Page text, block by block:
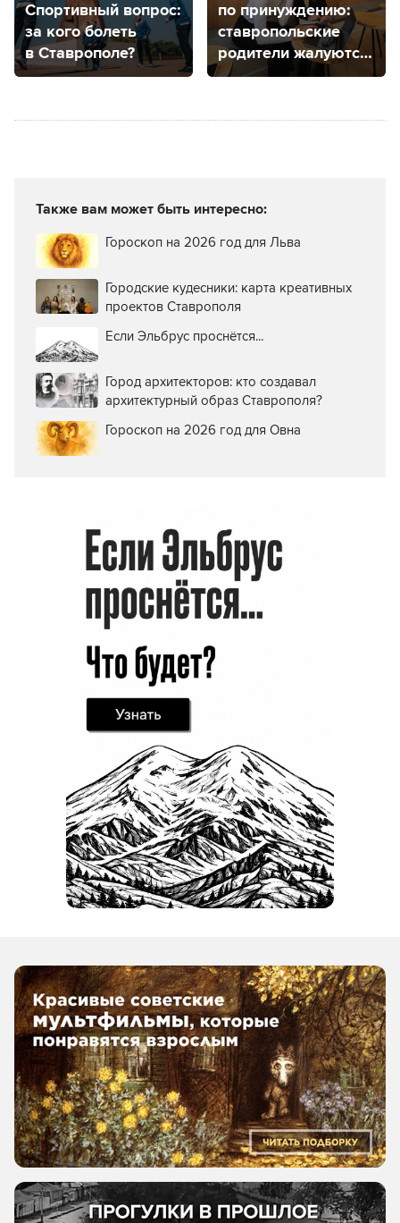
Спортивный вопрос:
за кого болеть
в Ставрополе?
по принуждению:
ставропольские
родители жалуются
на школьные чаты
Также вам может быть интересно:
Гороскоп на 2026 год для Льва
Городские кудесники: карта креативных
проектов Ставрополя
Если Эльбрус проснётся...
Город архитекторов: кто создавал
архитектурный образ Ставрополя?
Гороскоп на 2026 год для Овна